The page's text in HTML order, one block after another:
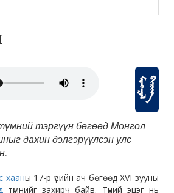
тэргүүн бөгөөд Монгол
дахин дэлгэрүүлсэн улс
хааны 17-р үеийн ач бөгөөд XVI зууны
түмнийг захирч байв. Түүний эцэг нь